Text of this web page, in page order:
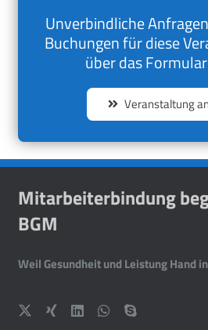
Unverbindliche
Buchungen für diese
über das
Veranstaltung
Mitarbeiterbindung
BGM
Weil Gesundheit und Leistung Hand